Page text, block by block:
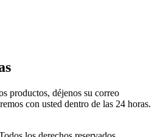
productos, déjenos su correo
con usted dentro de las 24 horas.